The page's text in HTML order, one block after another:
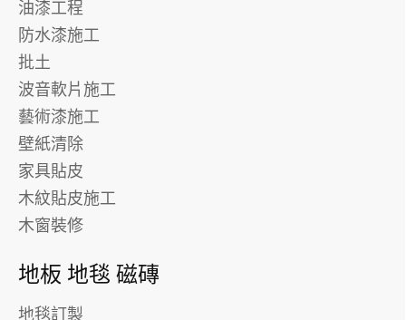
油漆工程
防水漆施工
批土
波音軟片施工
藝術漆施工
壁紙清除
家具貼皮
木紋貼皮施工
木窗裝修
地板 地毯 磁磚
地毯訂製